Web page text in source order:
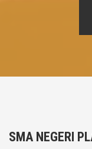
SMA NEGERI